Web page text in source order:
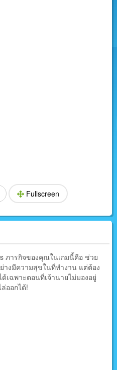
Fullscreen
ภารกิจของคุณในเกมนี้คือ ช่วย
างมีความสุขในที่ทำงาน แต่ต้อง
เฉพาะตอนที่เจ้านายไม่มองอยู่
ออกได้!